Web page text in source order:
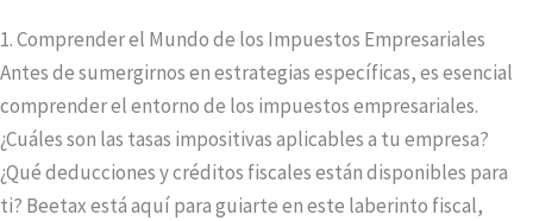
1. Comprender el Mundo de los Impuestos Empresariales
Antes de sumergirnos en estrategias específicas, es esencial
comprender el entorno de los impuestos empresariales.
¿Cuáles son las tasas impositivas aplicables a tu empresa?
¿Qué deducciones y créditos fiscales están disponibles para
ti? Beetax está aquí para guiarte en este laberinto fiscal,
Carga
Fiscal